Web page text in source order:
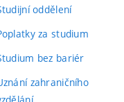
oddělení
za studium
bez bariér
zahraničního